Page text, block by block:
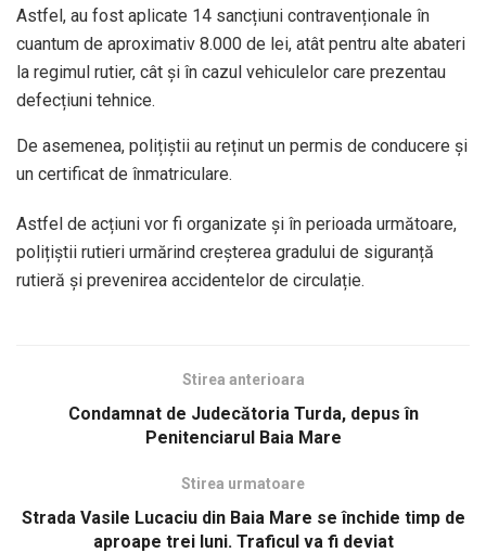
Astfel, au fost aplicate 14 sancțiuni contravenționale în
cuantum de aproximativ 8.000 de lei, atât pentru alte abateri
la regimul rutier, cât și în cazul vehiculelor care prezentau
defecțiuni tehnice.
De asemenea, polițiștii au reținut un permis de conducere și
un certificat de înmatriculare.
Astfel de acțiuni vor fi organizate și în perioada următoare,
polițiștii rutieri urmărind creșterea gradului de siguranță
rutieră și prevenirea accidentelor de circulație.
Stirea anterioara
Condamnat de Judecătoria Turda, depus în
Penitenciarul Baia Mare
Stirea urmatoare
Strada Vasile Lucaciu din Baia Mare se închide timp de
aproape trei luni. Traficul va fi deviat